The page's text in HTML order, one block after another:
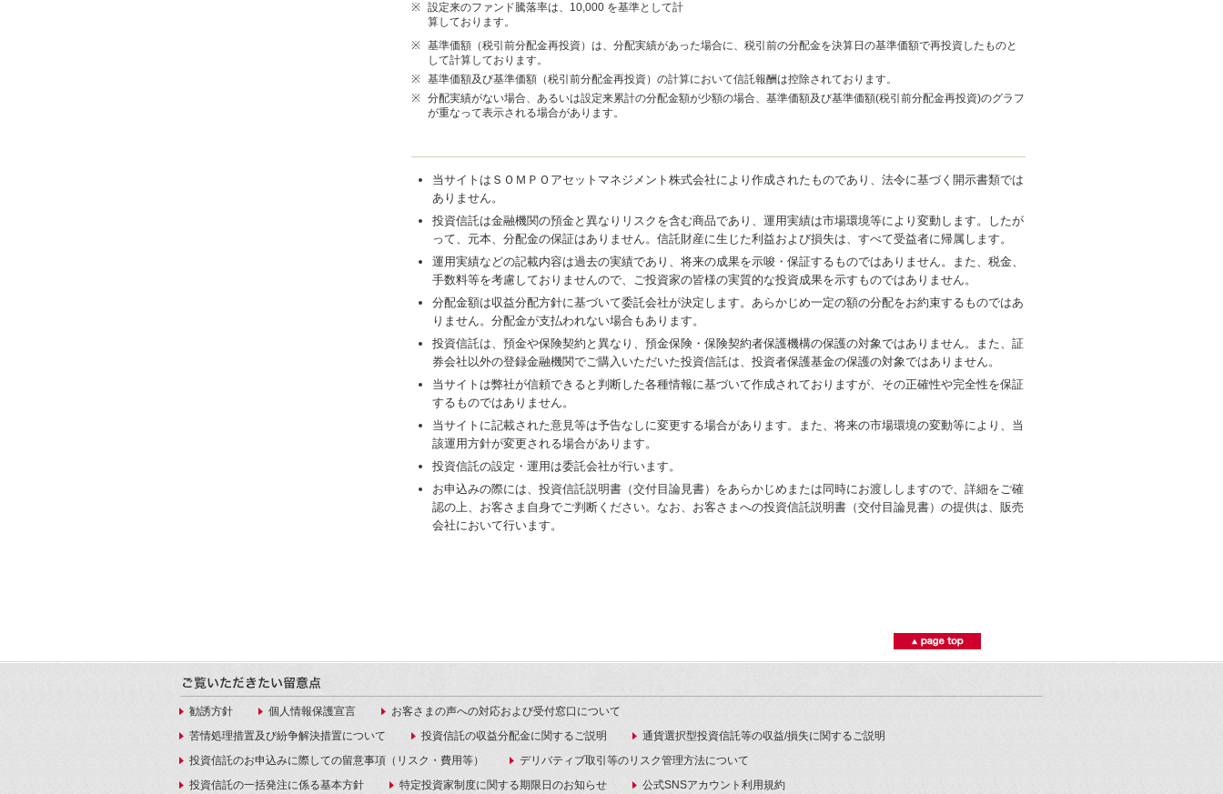
※ 設定来のファンド騰落率は、10,000 を基準として計
算しております。
※ 基準価額（税引前分配金再投資）は、分配実績があった場合に、税引前の分配金を決算日の基準価額で再投資したものと
して計算しております。
※ 基準価額及び基準価額（税引前分配金再投資）の計算において信託報酬は控除されております。
※ 分配実績がない場合、あるいは設定来累計の分配金額が少額の場合、基準価額及び基準価額(税引前分配金再投資)のグラフ
が重なって表示される場合があります。
当サイトはＳＯＭＰＯアセットマネジメント株式会社により作成されたものであり、法令に基づく開示書類では
ありません。
投資信託は金融機関の預金と異なりリスクを含む商品であり、運用実績は市場環境等により変動します。したが
って、元本、分配金の保証はありません。信託財産に生じた利益および損失は、すべて受益者に帰属します。
運用実績などの記載内容は過去の実績であり、将来の成果を示唆・保証するものではありません。また、税金、
手数料等を考慮しておりませんので、ご投資家の皆様の実質的な投資成果を示すものではありません。
分配金額は収益分配方針に基づいて委託会社が決定します。あらかじめ一定の額の分配をお約束するものではあ
りません。分配金が支払われない場合もあります。
投資信託は、預金や保険契約と異なり、預金保険・保険契約者保護機構の保護の対象ではありません。また、証
券会社以外の登録金融機関でご購入いただいた投資信託は、投資者保護基金の保護の対象ではありません。
当サイトは弊社が信頼できると判断した各種情報に基づいて作成されておりますが、その正確性や完全性を保証
するものではありません。
当サイトに記載された意見等は予告なしに変更する場合があります。また、将来の市場環境の変動等により、当
該運用方針が変更される場合があります。
投資信託の設定・運用は委託会社が行います。
お申込みの際には、投資信託説明書（交付目論見書）をあらかじめまたは同時にお渡ししますので、詳細をご確
認の上、お客さま自身でご判断ください。なお、お客さまへの投資信託説明書（交付目論見書）の提供は、販売
会社において行います。
勧誘方針 個人情報保護宣言
お客さまの声への対応および受付窓口について
苦情処理措置及び紛争解決措置について
投資信託の収益分配金に関するご説明
通貨選択型投資信託等の収益/損失に関するご説明
投資信託のお申込みに際しての留意事項（リスク・費用等）
デリバティブ取引等のリスク管理方法について
投資信託の一括発注に係る基本方針
特定投資家制度に関する期限日のお知らせ 公式SNSアカウント利用規約